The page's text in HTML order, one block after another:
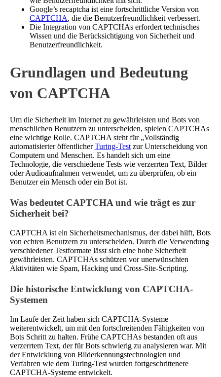
Google’s recaptcha ist eine fortschrittliche Version von
CAPTCHA, die die Benutzerfreundlichkeit verbessert.
Die Integration von CAPTCHAs erfordert technisches
Wissen und die Berücksichtigung von Sicherheit und
Benutzerfreundlichkeit.
Grundlagen und Bedeutung
von CAPTCHA
Um die Sicherheit im Internet zu gewährleisten und Bots von
menschlichen Benutzern zu unterscheiden, spielen CAPTCHAs
eine wichtige Rolle. CAPTCHA steht für „Vollständig
automatisierter öffentlicherTuring-Testzur Unterscheidung von
Computern und Menschen. Es handelt sich um eine
Technologie, die verschiedene Tests wie verzerrten Text, Bilder
oder Audioaufnahmen verwendet, um zu überprüfen, ob ein
Benutzer ein Mensch oder ein Bot ist.
Was bedeutet CAPTCHA und wie trägt es zur
Sicherheit bei?
CAPTCHA ist ein Sicherheitsmechanismus, der dabei hilft, Bots
von echten Benutzern zu unterscheiden. Durch die Verwendung
verschiedener Testformate lässt sich eine hohe Sicherheit
gewährleisten. CAPTCHAs schützen vor unerwünschten
Aktivitäten wie Spam, Hacking und Cross-Site-Scripting.
Die historische Entwicklung von CAPTCHA-
Systemen
Im Laufe der Zeit haben sich CAPTCHA-Systeme
weiterentwickelt, um mit den fortschreitenden Fähigkeiten von
Bots Schritt zu halten. Frühe CAPTCHAs bestanden oft aus
verzerrtem Text, der für Bots schwierig zu analysieren war. Mit
der Entwicklung von Bilderkennungstechnologien und
Verfahren wie dem Turing-Test wurden fortgeschrittenere
CAPTCHA-Systeme entwickelt.